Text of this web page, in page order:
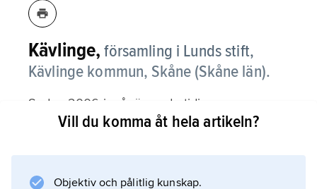
Kävlinge, församling i Lunds stift,
Kävlinge kommun, Skåne (Skåne län).
Sedan 2006 ingår även de tidigare
församlingarna Lilla Harrie, Stora Harrie,
se
Vill du komma åt hela artikeln?
Objektiv och pålitlig kunskap.